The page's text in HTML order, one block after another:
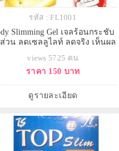
รหัส : FL1001
Slimming Gel เจลร้อนกระชับ
วน ลดเซลลูไลท์ ลดจริง เห็นผล
views 5725 คน
ราคา 150 บาท
ดูรายละเอียด